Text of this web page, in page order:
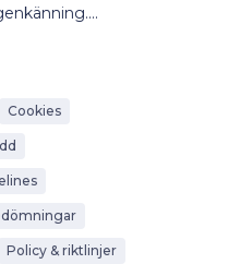
Cookies
Policy & riktlinjer